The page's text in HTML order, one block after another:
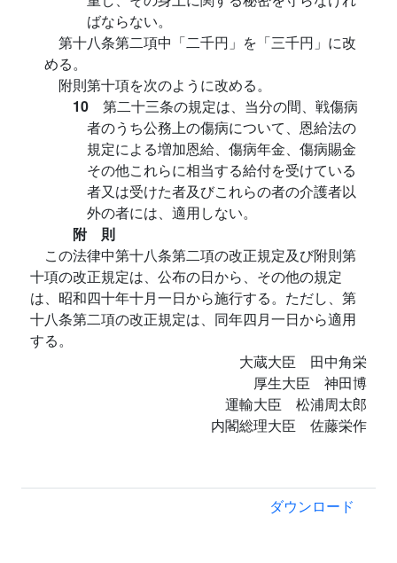
ばならない。
第十八条第二項中「二千円」を「三千円」に改
める。
附則第十項を次のように改める。
10 第二十三条の規定は、当分の間、戦傷病
者のうち公務上の傷病について、恩給法の
規定による増加恩給、傷病年金、傷病賜金
その他これらに相当する給付を受けている
者又は受けた者及びこれらの者の介護者以
外の者には、適用しない。
附 則
この法律中第十八条第二項の改正規定及び附則第
十項の改正規定は、公布の日から、その他の規定
は、昭和四十年十月一日から施行する。ただし、第
十八条第二項の改正規定は、同年四月一日から適用
する。
大蔵大臣 田中角栄
厚生大臣 神田博
運輸大臣 松浦周太郎
内閣総理大臣 佐藤栄作
ダウンロード